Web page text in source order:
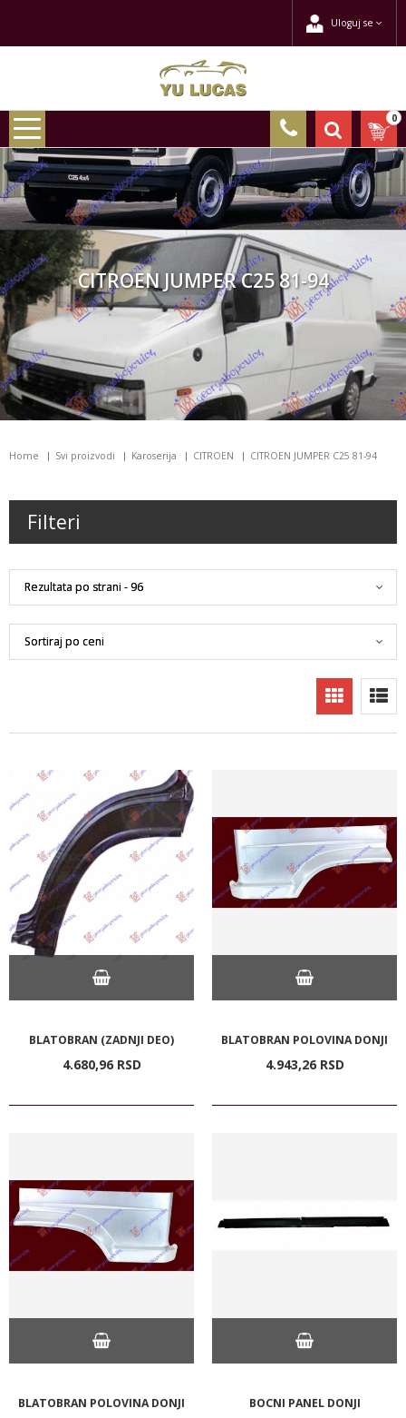
Uloguj se
0
CITROEN JUMPER C25 81-94
Home Svi proizvodi Karoserija CITROEN CITROEN JUMPER C25 81-94
Filteri
BLATOBRAN (ZADNJI DEO)
4.680,96 RSD
BLATOBRAN POLOVINA DONJI
4.943,26 RSD
BLATOBRAN POLOVINA DONJI BOCNI PANEL DONJI